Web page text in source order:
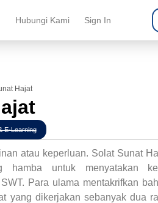
Hubungi Kami Sign In
Hajat
E-Learning
atau keperluan. Solat Sunat
hamba untuk menyatakan
Para ulama mentakrifkan
yang dikerjakan sebanyak dua